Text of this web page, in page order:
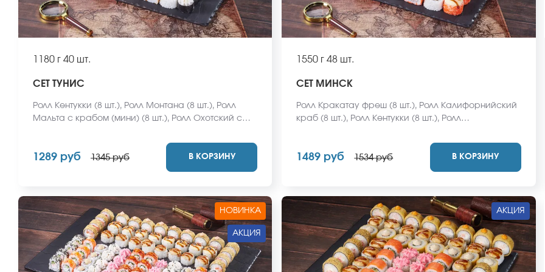
1180 г 40 шт.
СЕТ ТУНИС
Ролл Кентукки (8 шт.), Ролл Монтана (8 шт.), Ролл
Мальта с крабом (мини) (8 шт.), Ролл Охотский с
*Не забудьте заказать имбирь, васаби и соевый
соус. Они не входят в стоимость заказа. *Внешний
вид блюда может отличаться от фото на сайте.
1289 руб 1345 руб В КОРЗИНУ
1550 г 48 шт.
СЕТ МИНСК
Ролл Кракатау фреш (8 шт.), Ролл Калифорнийский
краб (8 шт.), Ролл Кентукки (8 шт.), Ролл
(8 шт.), Ролл Кентукки хот (8 шт.) *Не забудьте
заказать имбирь, васаби и соевый соус. Они не
входят в стоимость заказа. *Внешний вид блюда
1489 руб 1534 руб В КОРЗИНУ
НОВИНКА
АКЦИЯ
АКЦИЯ